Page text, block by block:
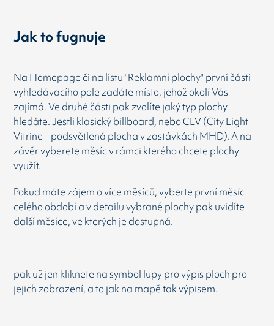
Jak to fugnuje
Na Homepage či na listu "Reklamní plochy" první části
vyhledávacího pole zadáte místo, jehož okolí Vás
zajímá. Ve druhé části pak zvolíte jaký typ plochy
hledáte. Jestli klasický billboard, nebo CLV (City Light
Vitrine - podsvětlená plocha v zastávkách MHD). A na
závěr vyberete měsíc v rámci kterého chcete plochy
využít.
Pokud máte zájem o více měsíců, vyberte první měsíc
celého období a v detailu vybrané plochy pak uvidíte
další měsíce, ve kterých je dostupná.
pak už jen kliknete na symbol lupy pro výpis ploch pro
jejich zobrazení, a to jak na mapě tak výpisem.